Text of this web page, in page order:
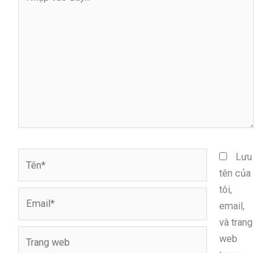
Lưu
tên của
tôi,
email,
và trang
web